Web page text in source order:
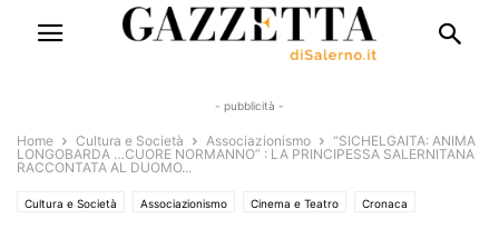
- pubblicità -
Home Cultura e Società Associazionismo
“SICHELGAITA: ANIMA
LONGOBARDA …CUORE NORMANNO” : LA PRINCIPESSA SALERNITANA
RACCONTATA AL DUOMO...
Cultura e Società Associazionismo Cinema e Teatro Cronaca